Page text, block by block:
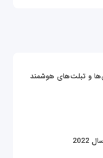
و تبلت‌های هوشمند